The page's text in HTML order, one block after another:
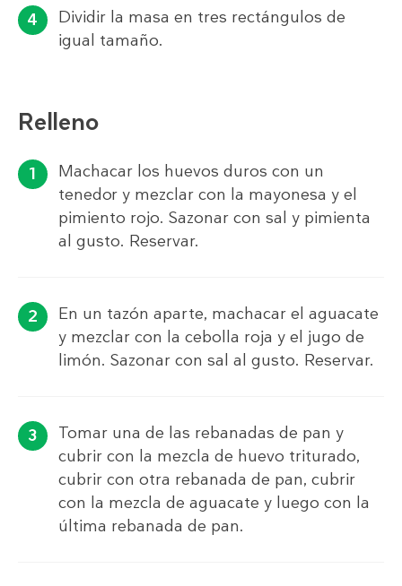
Dividir la masa en tres rectángulos de
igual tamaño.
Relleno
Machacar los huevos duros con un
tenedor y mezclar con la mayonesa y el
pimiento rojo. Sazonar con sal y pimienta
al gusto. Reservar.
En un tazón aparte, machacar el aguacate
y mezclar con la cebolla roja y el jugo de
limón. Sazonar con sal al gusto. Reservar.
Tomar una de las rebanadas de pan y
cubrir con la mezcla de huevo triturado,
cubrir con otra rebanada de pan, cubrir
con la mezcla de aguacate y luego con la
última rebanada de pan.